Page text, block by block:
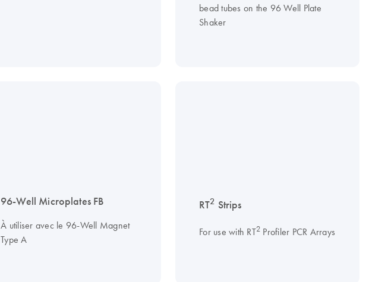
bead tubes on the 96 Well Plate
Shaker
96-Well Microplates FB
À utiliser avec le 96-Well Magnet
Type A
RT2 Strips
For use with RT2 Profiler PCR Arrays